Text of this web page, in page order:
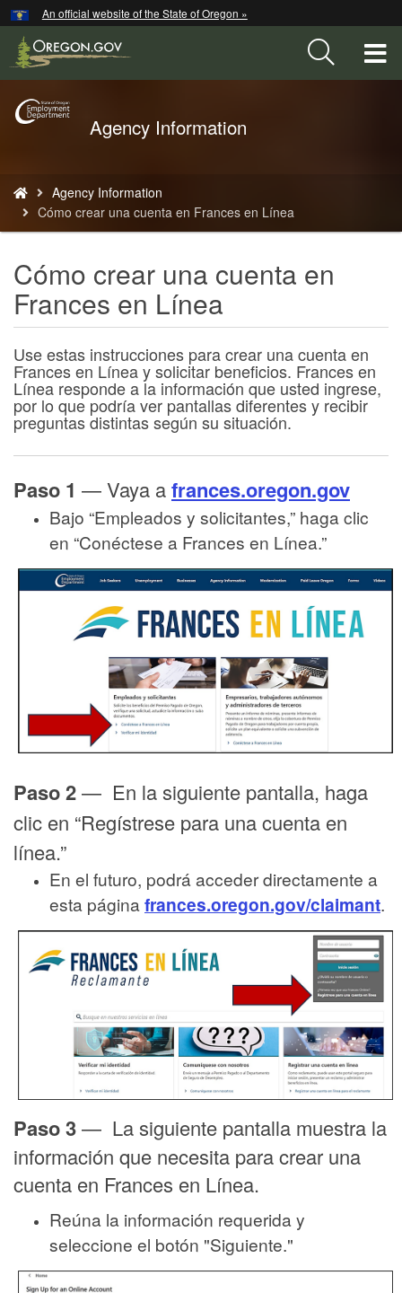
Skip
to
main
An official website of the State of Oregon »
Back
Agency Information
are
here:
Agency Information
Cómo crear una cuenta en Frances en Línea
Cómo crear una cuenta en
Frances en Línea
Use estas instrucciones para crear una cuenta en
Frances en Línea y solicitar beneficios. Frances en
Línea responde a la información que usted ingrese,
por lo que podría ver pantallas diferentes y recibir
preguntas distintas según su situación.
Paso 1 — Vaya afrances.oregon.gov
Bajo “Empleados y solicitantes,” haga clic
en “Conéctese a Frances en Línea.”
Paso 2— En la siguiente pantalla, haga
clic en “Regístrese para una cuenta en
línea.”
En el futuro, podrá acceder directamente a
esta páginafrances.oregon.gov/claimant.
Paso 3— La siguiente pantalla muestra la
información que necesita para crear una
cuenta en Frances en Línea.
Reúna la información requerida y
seleccione el botón "Siguiente."
Hidden Submit